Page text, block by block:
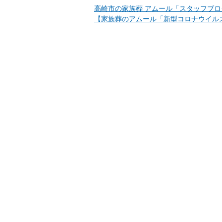
高崎市の家族葬 アムール「スタッフブロ
【家族葬のアムール「新型コロナウイル